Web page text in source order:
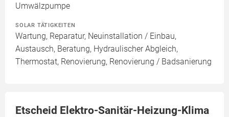
Umwälzpumpe
SOLAR TÄTIGKEITEN
Wartung, Reparatur, Neuinstallation / Einbau,
Austausch, Beratung, Hydraulischer Abgleich,
Thermostat, Renovierung, Renovierung / Badsanierung
Etscheid Elektro-Sanitär-Heizung-Klima